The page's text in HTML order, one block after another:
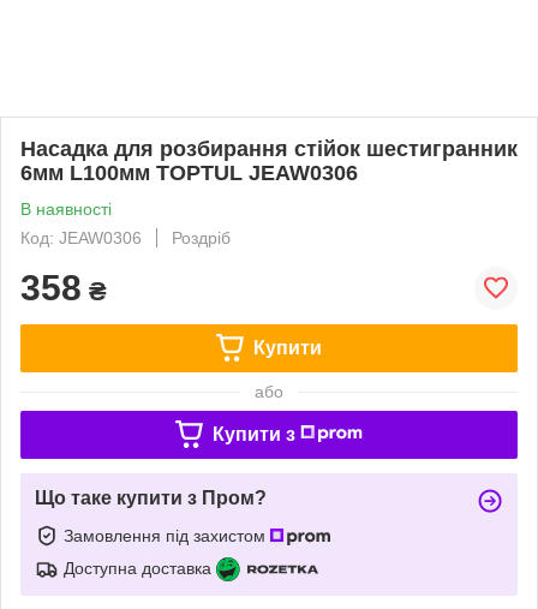
Насадка для розбирання стійок шестигранник
6мм L100мм TOPTUL JEAW0306
В наявності
Код: JEAW0306
Роздріб
358 ₴
Купити
або
Купити з
Що таке купити з Пром?
Замовлення під захистом
Доступна доставка